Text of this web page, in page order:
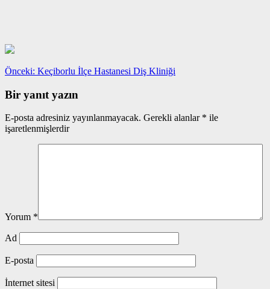
Yazı
gezinmesi
Önceki: Önceki
Keçiborlu İlçe Hastanesi Diş Kliniği
Bir yanıt yazın
E-posta adresiniz yayınlanmayacak. Gerekli alanlar * ile
işaretlenmişlerdir
Yorum *
Ad
E-posta
İnternet sitesi